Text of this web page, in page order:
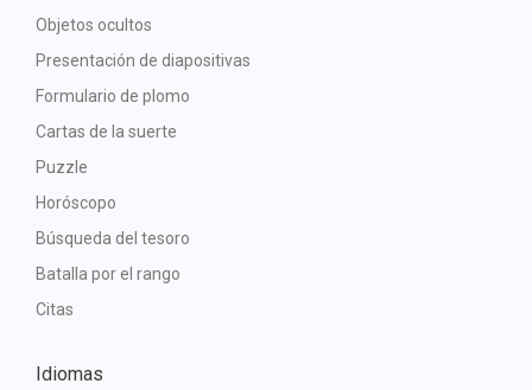
Objetos ocultos
Presentación de diapositivas
Formulario de plomo
Cartas de la suerte
Puzzle
Horóscopo
Búsqueda del tesoro
Batalla por el rango
Citas
Idiomas